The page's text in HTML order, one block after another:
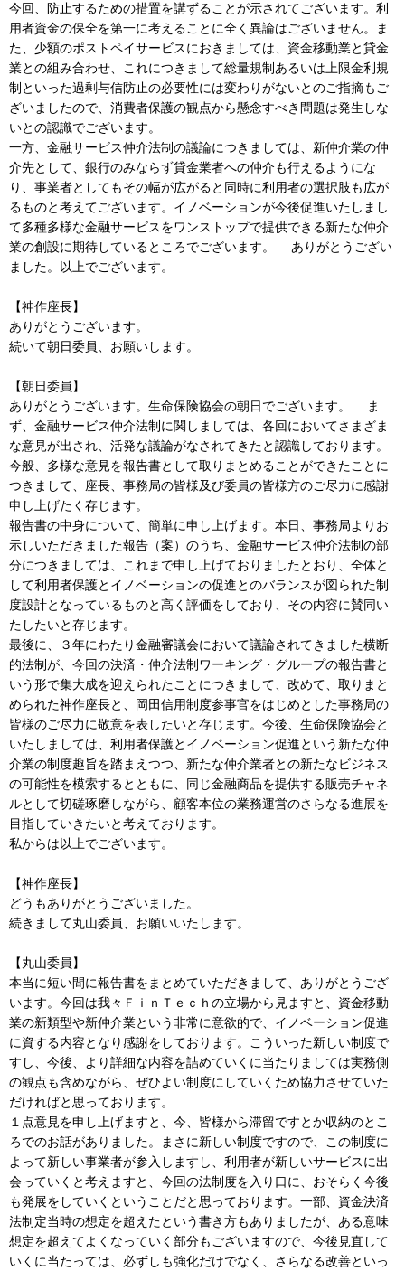
今回、防止するための措置を講ずることが示されてございます。利
用者資金の保全を第一に考えることに全く異論はございません。ま
た、少額のポストペイサービスにおきましては、資金移動業と貸金
業との組み合わせ、これにつきまして総量規制あるいは上限金利規
制といった過剰与信防止の必要性には変わりがないとのご指摘もご
ざいましたので、消費者保護の観点から懸念すべき問題は発生しな
いとの認識でございます。
一方、金融サービス仲介法制の議論につきましては、新仲介業の仲
介先として、銀行のみならず貸金業者への仲介も行えるようにな
り、事業者としてもその幅が広がると同時に利用者の選択肢も広が
るものと考えてございます。イノベーションが今後促進いたしまし
て多種多様な金融サービスをワンストップで提供できる新たな仲介
業の創設に期待しているところでございます。 ありがとうござい
ました。以上でございます。
【神作座長】
ありがとうございます。
続いて朝日委員、お願いします。
【朝日委員】
ありがとうございます。生命保険協会の朝日でございます。 ま
ず、金融サービス仲介法制に関しましては、各回においてさまざま
な意見が出され、活発な議論がなされてきたと認識しております。
今般、多様な意見を報告書として取りまとめることができたことに
つきまして、座長、事務局の皆様及び委員の皆様方のご尽力に感謝
申し上げたく存じます。
報告書の中身について、簡単に申し上げます。本日、事務局よりお
示しいただきました報告（案）のうち、金融サービス仲介法制の部
分につきましては、これまで申し上げておりましたとおり、全体と
して利用者保護とイノベーションの促進とのバランスが図られた制
度設計となっているものと高く評価をしており、その内容に賛同い
たしたいと存じます。
最後に、３年にわたり金融審議会において議論されてきました横断
的法制が、今回の決済・仲介法制ワーキング・グループの報告書と
いう形で集大成を迎えられたことにつきまして、改めて、取りまと
められた神作座長と、岡田信用制度参事官をはじめとした事務局の
皆様のご尽力に敬意を表したいと存じます。今後、生命保険協会と
いたしましては、利用者保護とイノベーション促進という新たな仲
介業の制度趣旨を踏まえつつ、新たな仲介業者との新たなビジネス
の可能性を模索するとともに、同じ金融商品を提供する販売チャネ
ルとして切磋琢磨しながら、顧客本位の業務運営のさらなる進展を
目指していきたいと考えております。
私からは以上でございます。
【神作座長】
どうもありがとうございました。
続きまして丸山委員、お願いいたします。
【丸山委員】
本当に短い間に報告書をまとめていただきまして、ありがとうござ
います。今回は我々ＦｉｎＴｅｃｈの立場から見ますと、資金移動
業の新類型や新仲介業という非常に意欲的で、イノベーション促進
に資する内容となり感謝をしております。こういった新しい制度で
すし、今後、より詳細な内容を詰めていくに当たりましては実務側
の観点も含めながら、ぜひよい制度にしていくため協力させていた
だければと思っております。
１点意見を申し上げますと、今、皆様から滞留ですとか収納のとこ
ろでのお話がありました。まさに新しい制度ですので、この制度に
よって新しい事業者が参入しますし、利用者が新しいサービスに出
会っていくと考えますと、今回の法制度を入り口に、おそらく今後
も発展をしていくということだと思っております。一部、資金決済
法制定当時の想定を超えたという書き方もありましたが、ある意味
想定を超えてよくなっていく部分もございますので、今後見直して
いくに当たっては、必ずしも強化だけでなく、さらなる改善といっ